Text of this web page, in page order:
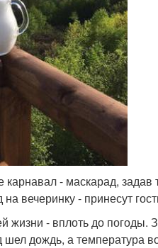
карнавал - маскарад, задав
вечеринку - принесут
жизни - вплоть до погоды.
шел дождь, а температура